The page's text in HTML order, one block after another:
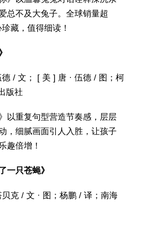
总不及大兔子。全球销量超
藏，值得细读！
/ 文； [ 美 ] 唐 · 伍德 / 图；柯
版社
以重复句型营造节奏感，层层
，细腻画面引人入胜，让孩子
趣倍增！
一只苍蝇》
克 / 文 · 图；杨鹏 / 译；南海